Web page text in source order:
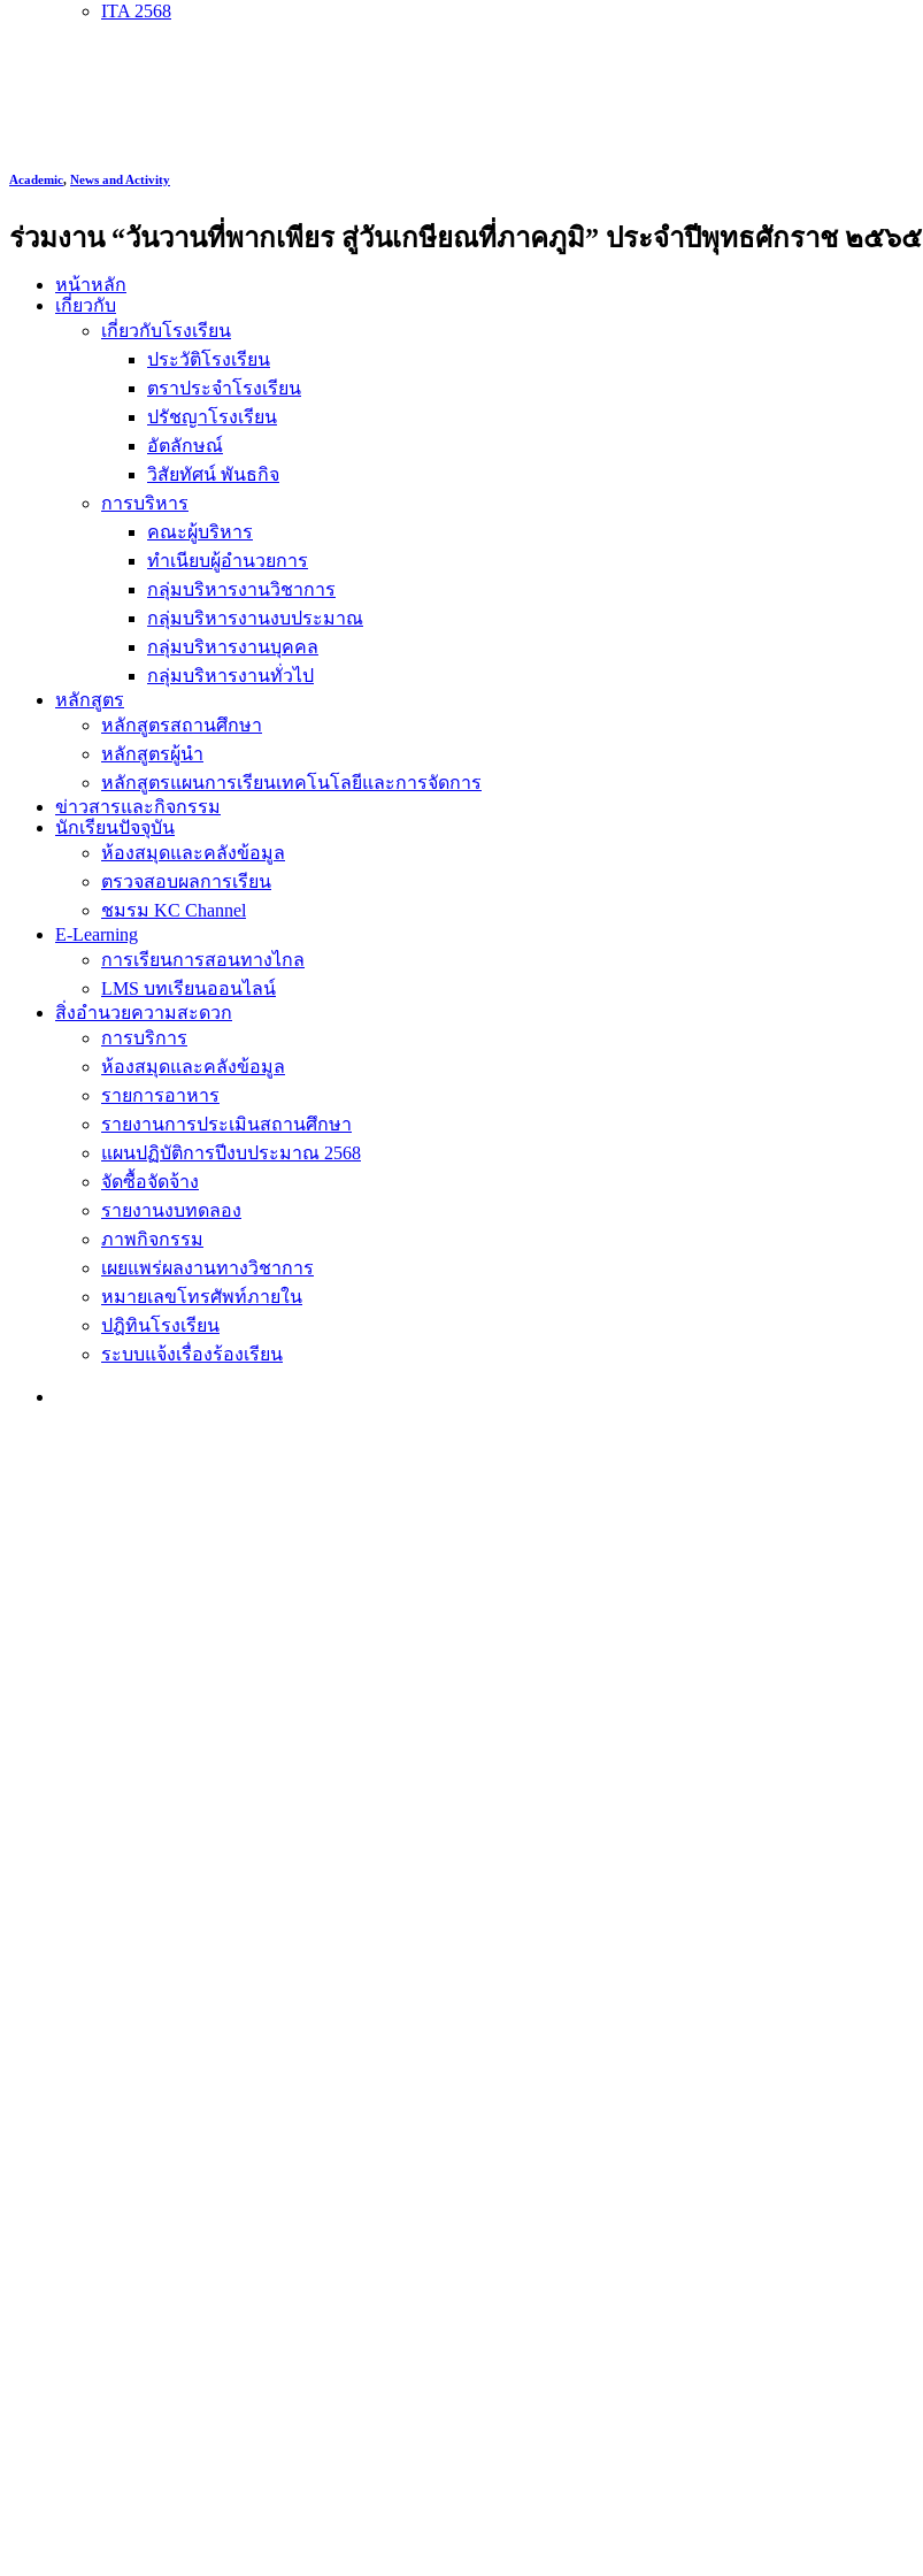
ITA 2568
หน้าหลัก
เกี่ยวกับ
เกี่ยวกับโรงเรียน
ประวัติโรงเรียน
ตราประจำโรงเรียน
ปรัชญาโรงเรียน
อัตลักษณ์
วิสัยทัศน์ พันธกิจ
การบริหาร
คณะผู้บริหาร
ทำเนียบผู้อำนวยการ
กลุ่มบริหารงานวิชาการ
กลุ่มบริหารงานงบประมาณ
กลุ่มบริหารงานบุคคล
กลุ่มบริหารงานทั่วไป
หลักสูตร
หลักสูตรสถานศึกษา
หลักสูตรผู้นำ
หลักสูตรแผนการเรียนเทคโนโลยีและการจัดการ
ข่าวสารและกิจกรรม
นักเรียนปัจจุบัน
ห้องสมุดและคลังข้อมูล
ตรวจสอบผลการเรียน
ชมรม KC Channel
E-Learning
การเรียนการสอนทางไกล
LMS บทเรียนออนไลน์
สิ่งอำนวยความสะดวก
การบริการ
ห้องสมุดและคลังข้อมูล
รายการอาหาร
รายงานการประเมินสถานศึกษา
แผนปฏิบัติการปีงบประมาณ 2568
จัดซื้อจัดจ้าง
รายงานงบทดลอง
ภาพกิจกรรม
เผยแพร่ผลงานทางวิชาการ
หมายเลขโทรศัพท์ภายใน
ปฎิทินโรงเรียน
ระบบแจ้งเรื่องร้องเรียน
Academic, News and Activity
ร่วมงาน “วันวานที่พากเพียร สู่วันเกษียณที่ภาคภูมิ” ประจำปีพุทธศักราช ๒๕๖๕